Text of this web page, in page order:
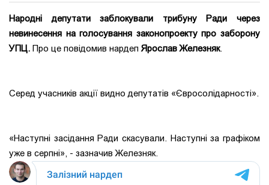
Народні депутати заблокували трибуну Ради через
невинесення на голосування законопроекту про заборону
УПЦ. Про це повідомив нардепЯрослав Железняк.
Серед учасників акції видно депутатів «Євросолідарності».
«Наступні засідання Ради скасували. Наступні за графіком
уже в серпні», - зазначив Железняк.